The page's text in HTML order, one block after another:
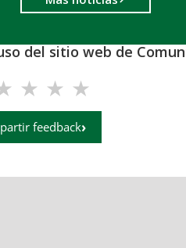
del sitio web de